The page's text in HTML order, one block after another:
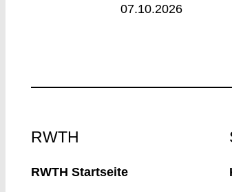
07.10.2026
RWTH
RWTH Startseite